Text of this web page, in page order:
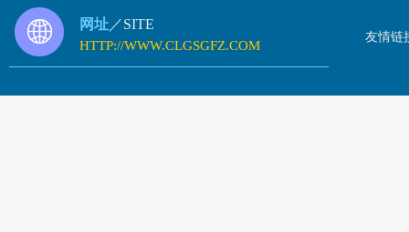
网址 ／SITE
HTTP://WWW.CLGSGFZ.COM
友情链